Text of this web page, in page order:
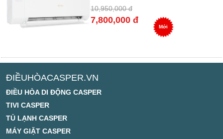
10,950,000 đ
7,800,000 đ
Mới
ĐIỀUHÒACASPER.VN
ĐIỀU HÒA DI ĐỘNG CASPER
TIVI CASPER
TỦ LẠNH CASPER
MÁY GIẶT CASPER